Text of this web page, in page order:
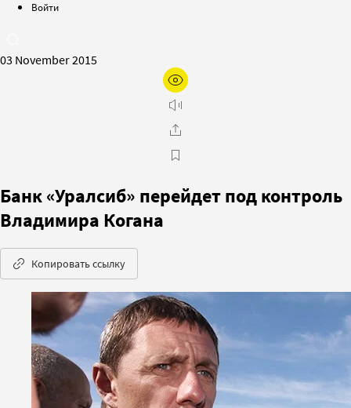
Войти
03 November 2015
Банк «Уралсиб» перейдет под контроль
Владимира Когана
Копировать ссылку